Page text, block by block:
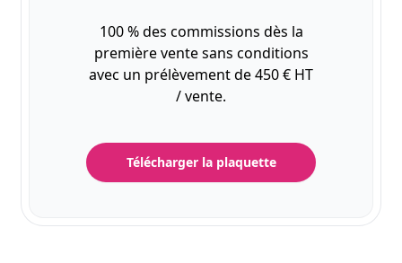
100 % des commissions dès la
première vente sans conditions
avec un prélèvement de 450 € HT
/ vente.
Télécharger la plaquette